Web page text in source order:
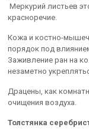
Меркурий листьев
красноречие.
Кожа и костно-
порядок под
Заживление ран на
незаметно
Драцены, как
очищения воздуха.
Толстянка